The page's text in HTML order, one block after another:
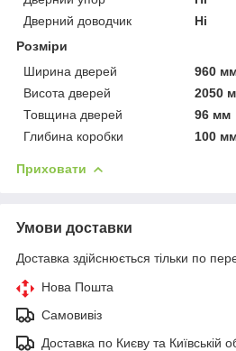
Дверний доводчик
Ні
Розміри
Ширина дверей
960
Висота дверей
2050
Товщина дверей
96 мм
Глибина коробки
100
Приховати
Умови доставки
Доставка здійснюється тільки по
Нова Пошта
Самовивіз
Доставка по Києву та Київській